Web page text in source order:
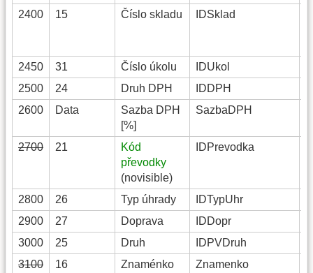
2400 15 Číslo skladu IDSklad
2450 31 Číslo úkolu IDUkol
2500
24 Druh DPH IDDPH
2600
Data
Sazba DPH
[%]
SazbaDPH
2700 21
Kód
převodky
(novisible)
IDPrevodka
2800 26 Typ úhrady IDTypUhr
2900
27 Doprava IDDopr
3000
25 Druh IDPVDruh
3100
16
Znaménko
Znamenko